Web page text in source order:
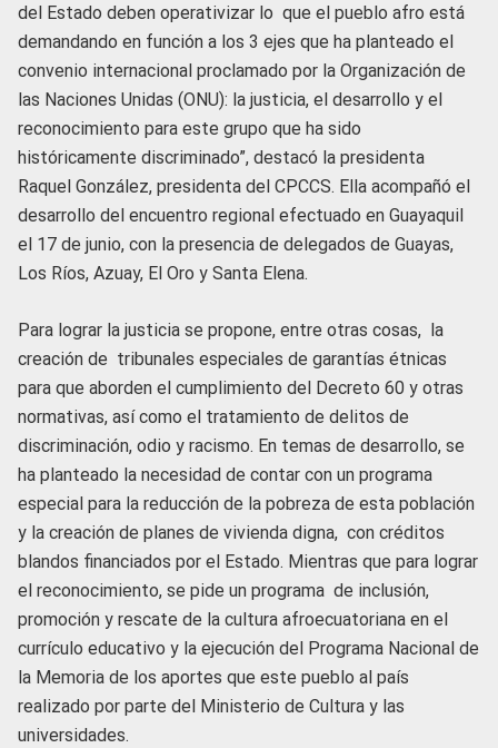
del Estado deben operativizar lo que el pueblo afro está
demandando en función a los 3 ejes que ha planteado el
convenio internacional proclamado por la Organización de
las Naciones Unidas (ONU): la justicia, el desarrollo y el
reconocimiento para este grupo que ha sido
históricamente discriminado”, destacó la presidenta
Raquel González, presidenta del CPCCS. Ella acompañó el
desarrollo del encuentro regional efectuado en Guayaquil
el 17 de junio, con la presencia de delegados de Guayas,
Los Ríos, Azuay, El Oro y Santa Elena.
Para lograr la justicia se propone, entre otras cosas, la
creación de tribunales especiales de garantías étnicas
para que aborden el cumplimiento del Decreto 60 y otras
normativas, así como el tratamiento de delitos de
discriminación, odio y racismo. En temas de desarrollo, se
ha planteado la necesidad de contar con un programa
especial para la reducción de la pobreza de esta población
y la creación de planes de vivienda digna, con créditos
blandos financiados por el Estado. Mientras que para lograr
el reconocimiento, se pide un programa de inclusión,
promoción y rescate de la cultura afroecuatoriana en el
currículo educativo y la ejecución del Programa Nacional de
la Memoria de los aportes que este pueblo al país
realizado por parte del Ministerio de Cultura y las
universidades.